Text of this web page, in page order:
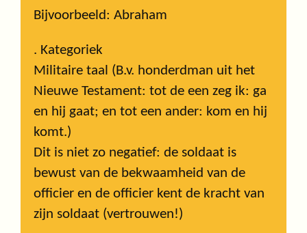
Bijvoorbeeld: Abraham
. Kategoriek
Militaire taal (B.v. honderdman uit het
Nieuwe Testament: tot de een zeg ik: ga
en hij gaat; en tot een ander: kom en hij
komt.)
Dit is niet zo negatief: de soldaat is
bewust van de bekwaamheid van de
officier en de officier kent de kracht van
zijn soldaat (vertrouwen!)